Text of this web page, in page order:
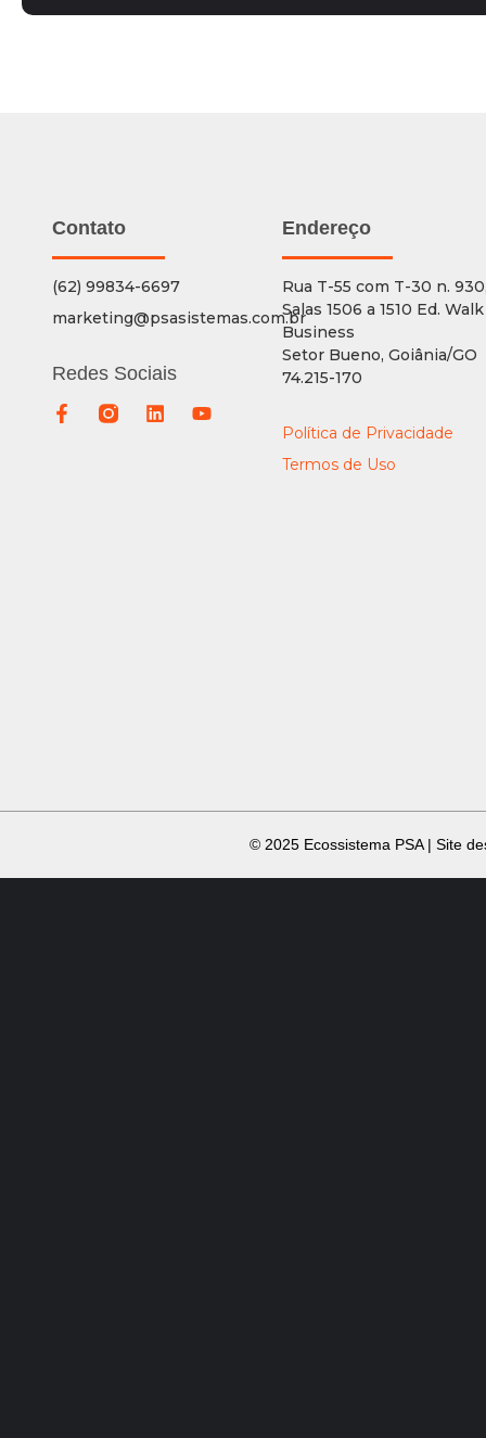
Endereço
Rua T-55 com T-30 n.
Salas 1506 a 1510 Ed. Walk
Business
Setor Bueno, Goiânia/GO
74.215-170
Política de Privacidade
Termos de Uso
Contato
(62) 99834-6697
marketing@psasistemas.com.br
Redes Sociais
© 2025 Ecossistema PSA | Site